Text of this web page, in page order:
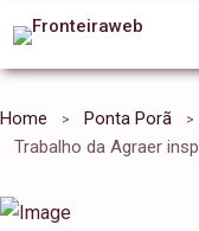
Home
Ponta Porã